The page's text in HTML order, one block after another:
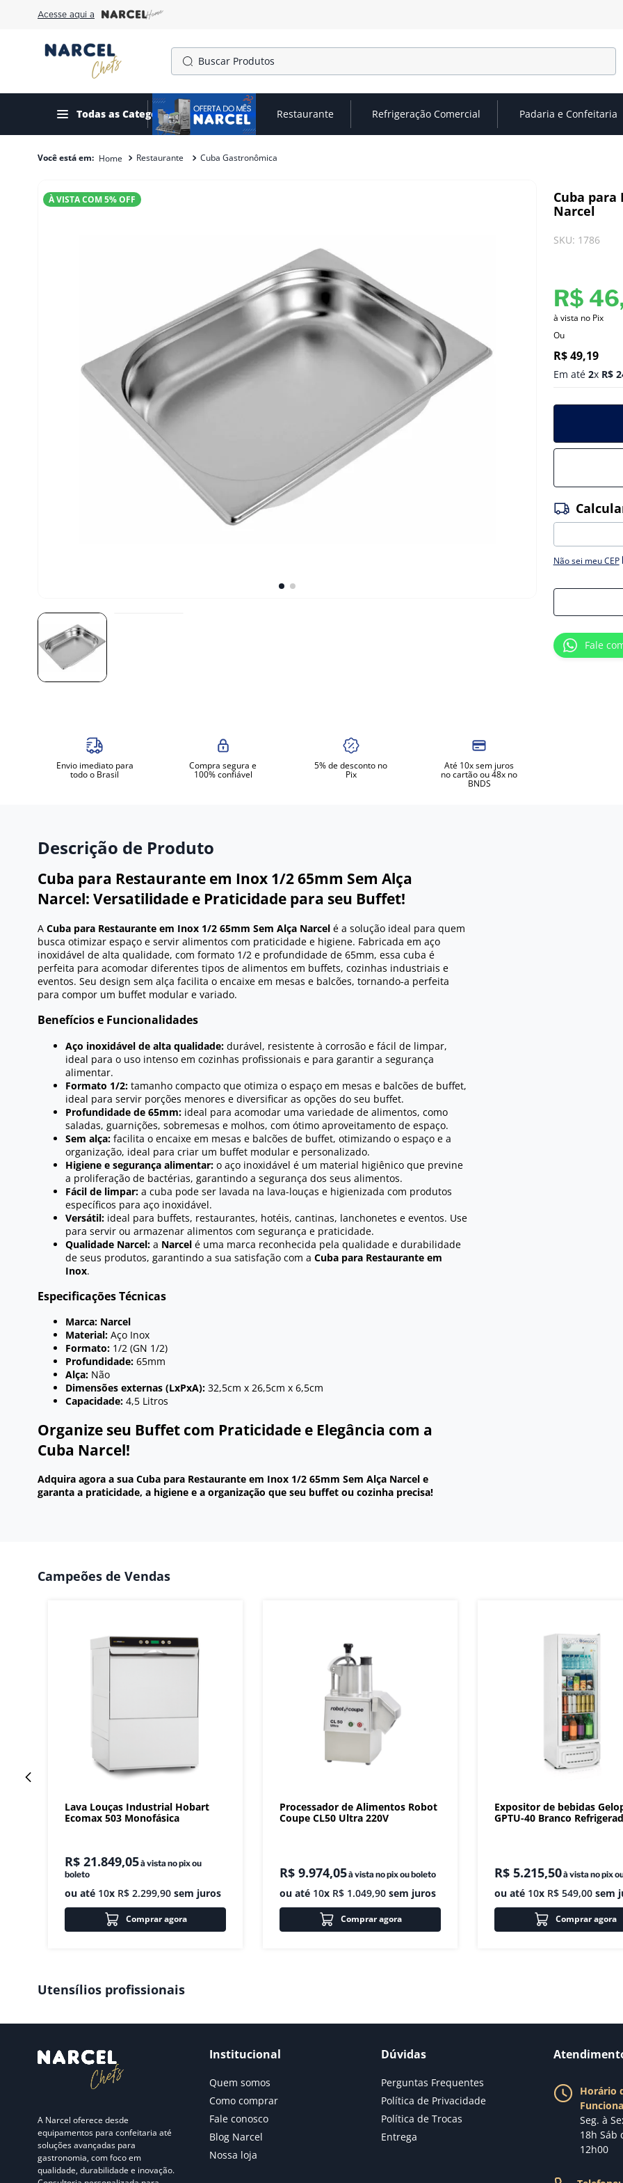
Acesse aqui a
Buscar Produtos
Todas as CategoriasOfertas do mês Restaurante Refrigeração Comercial Padaria e Confeitaria
Restaurante Cuba Gastronômica
À VISTA COM5% OFF
Envio imediato para
todo o Brasil
Compra segura e
100% confiável
5% de desconto no
Pix
Até 10x sem juros
no cartão ou 48x no
BNDS
Cuba para
Narcel
SKU: 1786
R$ 46
à vista no Pix
Ou
R$ 49,19
Em até 2x R$
Não sei meu CEP
Fale
Descrição de Produto
Cuba para Restaurante em Inox 1/2 65mm Sem Alça
Narcel: Versatilidade e Praticidade para seu Buffet!
A Cuba para Restaurante em Inox 1/2 65mm Sem Alça Narcel é a solução ideal para quem
busca otimizar espaço e servir alimentos com praticidade e higiene. Fabricada em aço
inoxidável de alta qualidade, com formato 1/2 e profundidade de 65mm, essa cuba é
perfeita para acomodar diferentes tipos de alimentos em buffets, cozinhas industriais e
eventos. Seu design sem alça facilita o encaixe em mesas e balcões, tornando-a perfeita
para compor um buffet modular e variado.
Benefícios e Funcionalidades
Aço inoxidável de alta qualidade: durável, resistente à corrosão e fácil de limpar,
ideal para o uso intenso em cozinhas profissionais e para garantir a segurança
alimentar.
Formato 1/2: tamanho compacto que otimiza o espaço em mesas e balcões de buffet,
ideal para servir porções menores e diversificar as opções do seu buffet.
Profundidade de 65mm: ideal para acomodar uma variedade de alimentos, como
saladas, guarnições, sobremesas e molhos, com ótimo aproveitamento de espaço.
Sem alça: facilita o encaixe em mesas e balcões de buffet, otimizando o espaço e a
organização, ideal para criar um buffet modular e personalizado.
Higiene e segurança alimentar: o aço inoxidável é um material higiênico que previne
a proliferação de bactérias, garantindo a segurança dos seus alimentos.
Fácil de limpar: a cuba pode ser lavada na lava-louças e higienizada com produtos
específicos para aço inoxidável.
Versátil: ideal para buffets, restaurantes, hotéis, cantinas, lanchonetes e eventos. Use
para servir ou armazenar alimentos com segurança e praticidade.
Qualidade Narcel: a Narcel é uma marca reconhecida pela qualidade e durabilidade
de seus produtos, garantindo a sua satisfação com a Cuba para Restaurante em
Inox.
Especificações Técnicas
Marca: Narcel
Material: Aço Inox
Formato: 1/2 (GN 1/2)
Profundidade: 65mm
Alça: Não
Dimensões externas (LxPxA): 32,5cm x 26,5cm x 6,5cm
Capacidade: 4,5 Litros
Organize seu Buffet com Praticidade e Elegância com a
Cuba Narcel!
Adquira agora a sua Cuba para Restaurante em Inox 1/2 65mm Sem Alça Narcel e
garanta a praticidade, a higiene e a organização que seu buffet ou cozinha precisa!
Campeões de Vendas
Lava Louças Industrial Hobart
Ecomax 503 Monofásica
R$ 21.849,05à vista no pix ou
boleto
ou até 10x R$ 2.299,90sem juros
Comprar agora
Processador de Alimentos Robot
Coupe CL50 Ultra 220V
R$ 9.974,05à vista no pix ou boleto
ou até 10x R$ 1.049,90sem juros
Comprar agora
Expositor de bebidas
GPTU-40 Branco
R$ 5.215,50à vista no pix
ou até 10x R$ 549,00sem
Comprar agora
Utensílios profissionais
A Narcel oferece desde
equipamentos para confeitaria até
soluções avançadas para
gastronomia, com foco em
qualidade, durabilidade e inovação.
Institucional
Quem somos
Como comprar
Fale conosco
Blog Narcel
Nossa loja
Dúvidas
Perguntas Frequentes
Política de Privacidade
Política de Trocas
Entrega
Horário
Seg. à
18h Sáb
12h00
1º
cafeteira
2º
freezer
3º
gelopar
amassadeira
10º fritadeira